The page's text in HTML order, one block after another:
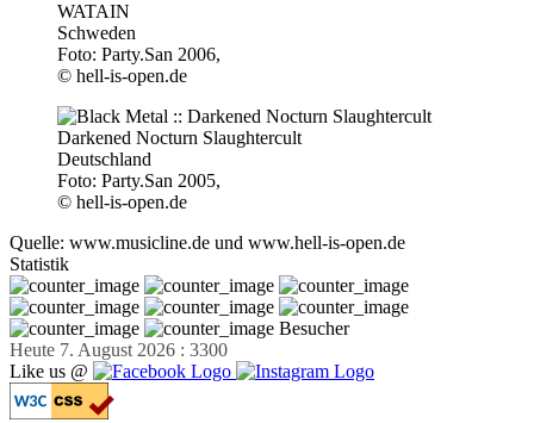
WATAIN
Schweden
Foto: Party.San 2006,
© hell-is-open.de
Darkened Nocturn Slaughtercult
Deutschland
Foto: Party.San 2005,
© hell-is-open.de
Quelle: www.musicline.de und www.hell-is-open.de
Statistik
Besucher
Heute 7. August 2026 : 3300
Like us @